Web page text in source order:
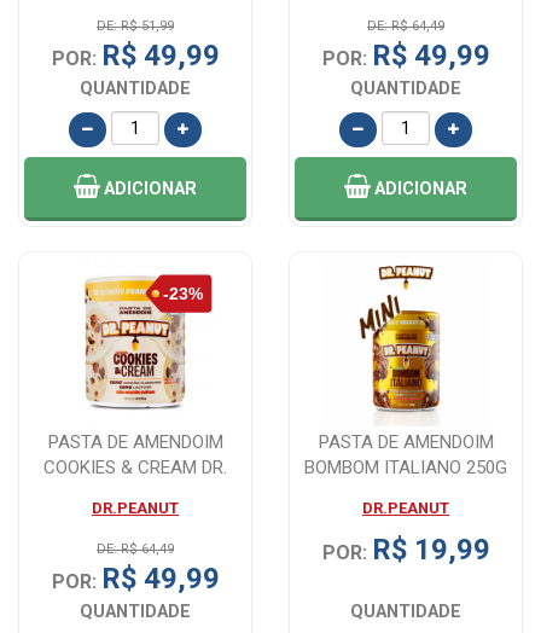
DE: R$ 51,99
POR: R$ 49,99
QUANTIDADE
ADICIONAR
DE: R$ 64,49
POR: R$ 49,99
QUANTIDADE
ADICIONAR
PASTA DE AMENDOIM
COOKIES & CREAM DR.
DR.PEANUT
DE: R$ 64,49
POR: R$ 49,99
QUANTIDADE
PASTA DE AMENDOIM
BOMBOM ITALIANO 250G
DR.PEANUT
POR: R$ 19,99
QUANTIDADE